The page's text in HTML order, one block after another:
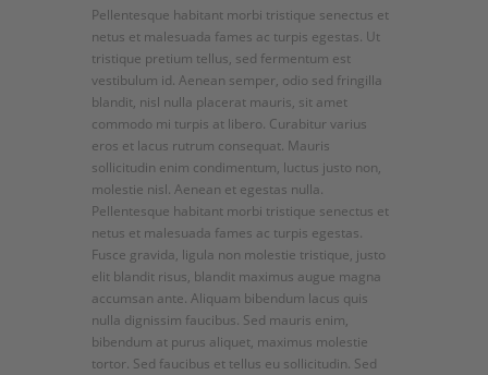
Pellentesque habitant morbi tristique senectus et
netus et malesuada fames ac turpis egestas. Ut
tristique pretium tellus, sed fermentum est
vestibulum id. Aenean semper, odio sed fringilla
blandit, nisl nulla placerat mauris, sit amet
commodo mi turpis at libero. Curabitur varius
eros et lacus rutrum consequat. Mauris
sollicitudin enim condimentum, luctus justo non,
molestie nisl. Aenean et egestas nulla.
Pellentesque habitant morbi tristique senectus et
netus et malesuada fames ac turpis egestas.
Fusce gravida, ligula non molestie tristique, justo
elit blandit risus, blandit maximus augue magna
accumsan ante. Aliquam bibendum lacus quis
nulla dignissim faucibus. Sed mauris enim,
bibendum at purus aliquet, maximus molestie
tortor. Sed faucibus et tellus eu sollicitudin. Sed